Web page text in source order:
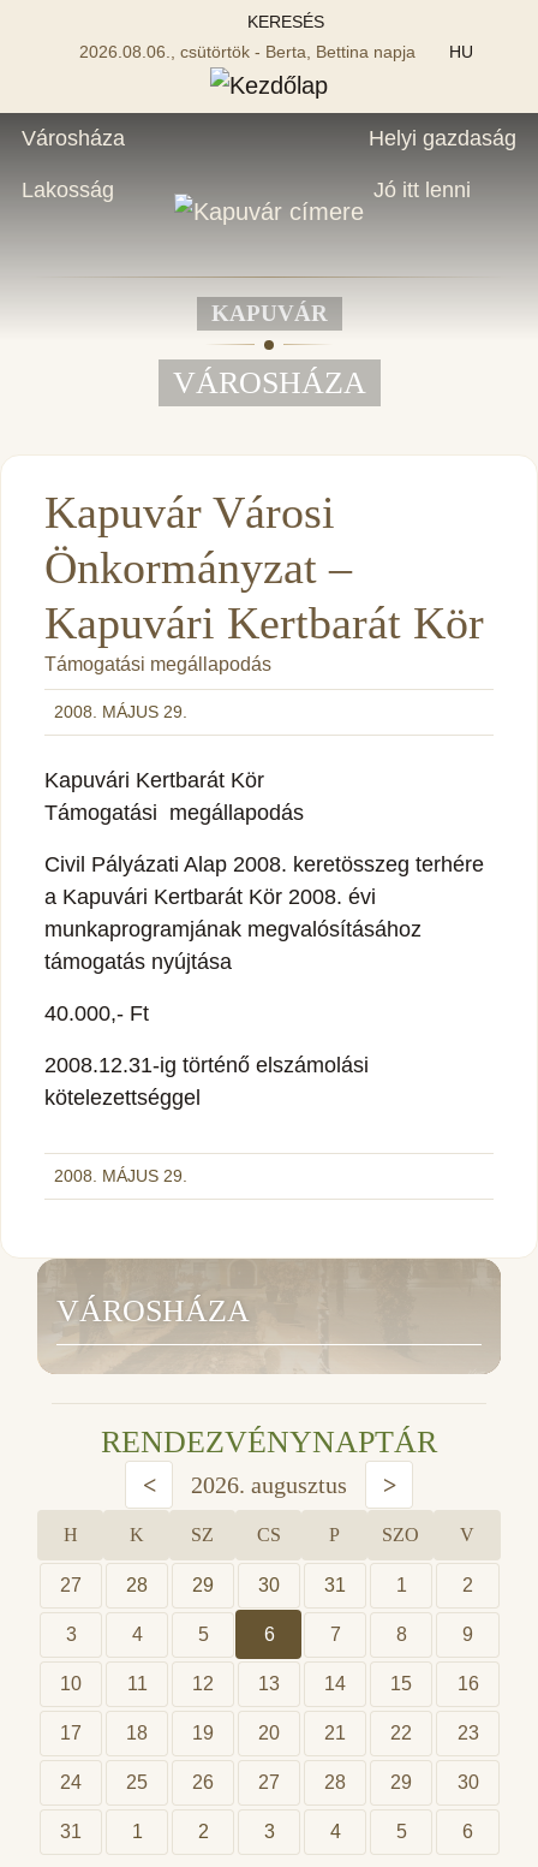
KERESÉS
2026.08.06., csütörtök - Berta, Bettina napja
HU
Városháza
Lakosság
Helyi gazdaság
Jó itt lenni
KAPUVÁR
VÁROSHÁZA
Kapuvár Városi
Önkormányzat –
Kapuvári Kertbarát Kör
Támogatási megállapodás
2008. MÁJUS 29.
Kapuvári Kertbarát Kör
Támogatási megállapodás
Civil Pályázati Alap 2008. keretösszeg terhére
a Kapuvári Kertbarát Kör 2008. évi
munkaprogramjának megvalósításához
támogatás nyújtása
40.000,- Ft
2008.12.31-ig történő elszámolási
kötelezettséggel
2008. MÁJUS 29.
VÁROSHÁZA
RENDEZVÉNYNAPTÁR
< 2026. augusztus >
H K SZ CS P SZO V
27 28 29 30 31 1 2
3 4 5 6 7 8 9
10 11 12 13 14 15 16
17 18 19 20 21 22 23
24 25 26 27 28 29 30
31 1 2 3 4 5 6